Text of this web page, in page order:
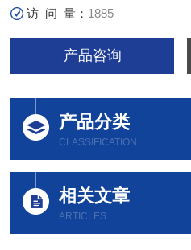
访 问 量： 1885
产品咨询
产品分类
CLASSIFICATION
相关文章
ARTICLES